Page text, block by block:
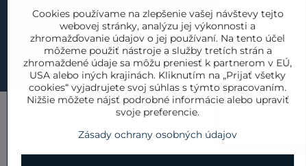
Cookies používame na zlepšenie vašej návštevy tejto
webovej stránky, analýzu jej výkonnosti a
zhromažďovanie údajov o jej používaní. Na tento účel
môžeme použiť nástroje a služby tretích strán a
zhromaždené údaje sa môžu preniesť k partnerom v EÚ,
USA alebo iných krajinách. Kliknutím na „Prijať všetky
cookies“ vyjadrujete svoj súhlas s týmto spracovaním.
Nižšie môžete nájsť podrobné informácie alebo upraviť
svoje preferencie.
Zásady ochrany osobných údajov
,